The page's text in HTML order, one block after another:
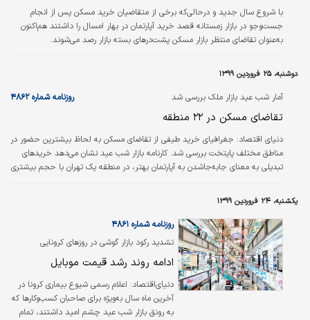
با شروع سال جدید و درحالی‌که برخی از متقاضیان خرید مسکن پس از انجام
جست‌وجو در بازار زمستانه قصد خرید آپارتمان در بهار امسال را داشتند هم‌اکنون
به‌عنوان تقاضای منتظر بازار مسکن پشت‌درهای بسته بازار رصد می‌شوند.
دوشنبه، ۲۵ فروردین ۱۳۹۹
آمار شب عید بازار ملک بررسی شد روزنامه شماره ۴۸۶۲
تقاضای مسکن در ۲۲ منطقه
دنیای اقتصاد: جغرافیای خرید طیفی از تقاضای مسکن به لحاظ بیشترین حضور در
مناطق مختلف پایتخت بررسی شد. کارنامه بازار شب عید نشان می‌دهد خریدهای
تبدیلی به معنای جابه‌جاشدن به آپارتمان بهتر، در منطقه یک تهران با حجم بیشتری
این منطقه است. افزایش چشمگیر قیمت مسکن در منطقه یک تاثیر قابل‌توجهی بر
رشد قیمت میانگین داشته است. کانون تقاضای مصرفی و سرمایه‌ای نیز مشخص
شده است.
یکشنبه، ۲۴ فروردین ۱۳۹۹
تشدید رکود بازار گوشی در روزهای کرونایی
روزنامه شماره ۴۸۶۱
ادامه روند رشد قیمت موبایل
دنیای‌اقتصاد: اعلام رسمی شیوع بیماری کرونا در
آخرین ماه سال به‌ویژه برای صاحبان کسب‎وکارها که
به رونق بازار شب عید چشم امید داشتند، تمام